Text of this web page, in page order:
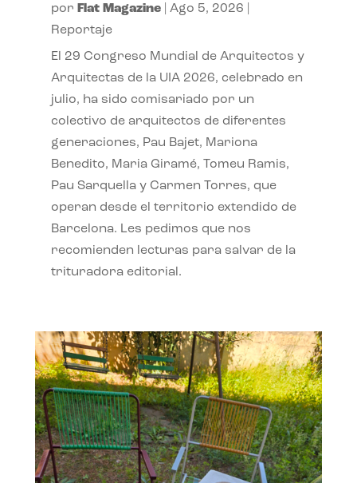
por Flat Magazine| Ago 5, 2026
Reportaje
El 29 Congreso Mundial de Arquitectos y
Arquitectas de la UIA 2026, celebrado en
julio, ha sido comisariado por un
colectivo de arquitectos de diferentes
generaciones, Pau Bajet, Mariona
Benedito, Maria Giramé, Tomeu Ramis,
Pau Sarquella y Carmen Torres, que
operan desde el territorio extendido de
Barcelona. Les pedimos que nos
recomienden lecturas para salvar de la
trituradora editorial.